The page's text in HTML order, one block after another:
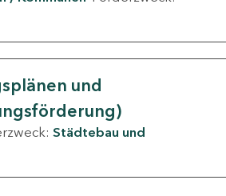
und
Städtebau und